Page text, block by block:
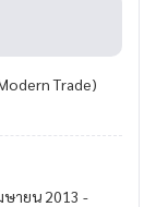
Trade)
ษายน 2013 -